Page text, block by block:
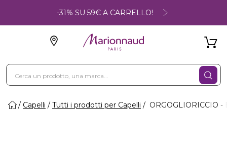
-31% SU 59€ A CARRELLO!
Capelli Tutti i prodotti per Capelli ORGOGLIORICCIO